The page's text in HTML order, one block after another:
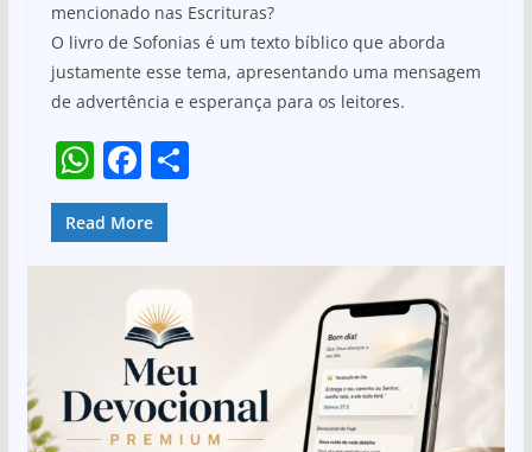
A
p
p
b
o
o
k
mencionado nas Escrituras?
O livro de Sofonias é um texto bíblico que aborda
justamente esse tema, apresentando uma mensagem
de advertência e esperança para os leitores.
W
h
at
s
p
F
a
c
e
b
o
o
k
S
e
Read More